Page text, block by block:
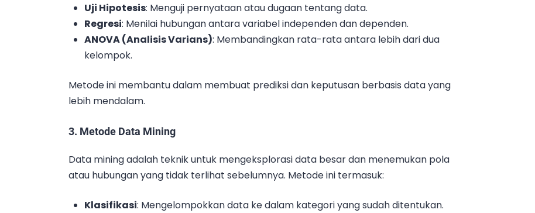
Uji Hipotesis: Menguji pernyataan atau dugaan tentang data.
Regresi: Menilai hubungan antara variabel independen dan dependen.
ANOVA (Analisis Varians): Membandingkan rata-rata antara lebih dari dua
kelompok.
Metode ini membantu dalam membuat prediksi dan keputusan berbasis data yang
lebih mendalam.
3. Metode Data Mining
Data mining adalah teknik untuk mengeksplorasi data besar dan menemukan pola
atau hubungan yang tidak terlihat sebelumnya. Metode ini termasuk:
Klasifikasi: Mengelompokkan data ke dalam kategori yang sudah ditentukan.